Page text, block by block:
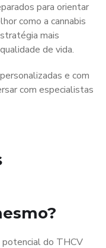
para orientar
como a cannabis
mais
de vida.
e com
com especialistas
potencial do THCV